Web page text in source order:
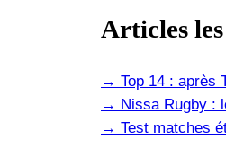
Articles
→ Top 14 : après
→ Nissa Rugby :
→ Test matches